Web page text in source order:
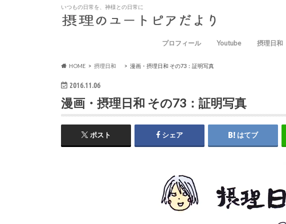
いつもの日常を、神様との日常に
プロフィール Youtube 摂理日和
HOME 摂理日和 漫画・摂理日和 その73：証明写真
2016.11.06
漫画・摂理日和 その73：証明写真
ポスト シェア はてブ